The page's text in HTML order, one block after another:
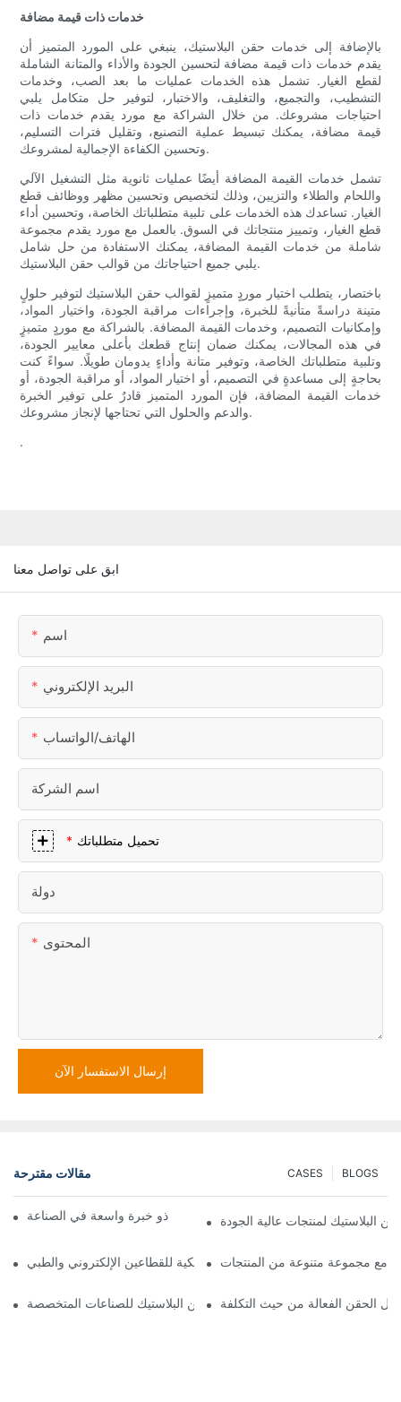
خدمات ذات قيمة مضافة
بالإضافة إلى خدمات حقن البلاستيك، ينبغي على المورد المتميز أن
يقدم خدمات ذات قيمة مضافة لتحسين الجودة والأداء والمتانة الشاملة
لقطع الغيار. تشمل هذه الخدمات عمليات ما بعد الصب، وخدمات
التشطيب، والتجميع، والتغليف، والاختبار، لتوفير حل متكامل يلبي
احتياجات مشروعك. من خلال الشراكة مع مورد يقدم خدمات ذات
قيمة مضافة، يمكنك تبسيط عملية التصنيع، وتقليل فترات التسليم،
وتحسين الكفاءة الإجمالية لمشروعك.
تشمل خدمات القيمة المضافة أيضًا عمليات ثانوية مثل التشغيل الآلي
واللحام والطلاء والتزيين، وذلك لتخصيص وتحسين مظهر ووظائف قطع
الغيار. تساعدك هذه الخدمات على تلبية متطلباتك الخاصة، وتحسين أداء
قطع الغيار، وتمييز منتجاتك في السوق. بالعمل مع مورد يقدم مجموعة
شاملة من خدمات القيمة المضافة، يمكنك الاستفادة من حل شامل
يلبي جميع احتياجاتك من قوالب حقن البلاستيك.
باختصار، يتطلب اختيار موردٍ متميزٍ لقوالب حقن البلاستيك لتوفير حلولٍ
متينة دراسةً متأنيةً للخبرة، وإجراءات مراقبة الجودة، واختيار المواد،
وإمكانيات التصميم، وخدمات القيمة المضافة. بالشراكة مع موردٍ متميزٍ
في هذه المجالات، يمكنك ضمان إنتاج قطعك بأعلى معايير الجودة،
وتلبية متطلباتك الخاصة، وتوفير متانة وأداءٍ يدومان طويلًا. سواءً كنت
بحاجةٍ إلى مساعدةٍ في التصميم، أو اختيار المواد، أو مراقبة الجودة، أو
خدمات القيمة المضافة، فإن المورد المتميز قادرٌ على توفير الخبرة
والدعم والحلول التي تحتاجها لإنجاز مشروعك.
.
ابق على تواصل معنا
اسم
البريد الإلكتروني
الهاتف/الواتساب
اسم الشركة
تحميل متطلباتك
دولة
المحتوى
إرسال الاستفسار الآن
مقالات مقترحة BLOGS
CASES
مورد قوالب الحقن البلاستيكية ذو خبرة واسعة في الصناعة
البلاستيك لمنتجات عالية الجودة
أفضل مصنع للأجزاء البلاستيكية للقطاعين الإلكتروني والطبي
مع مجموعة متنوعة من المنتجات
خدمات حقن البلاستيك للصناعات المتخصصةالحقن الفعالة من حيث التكلفة